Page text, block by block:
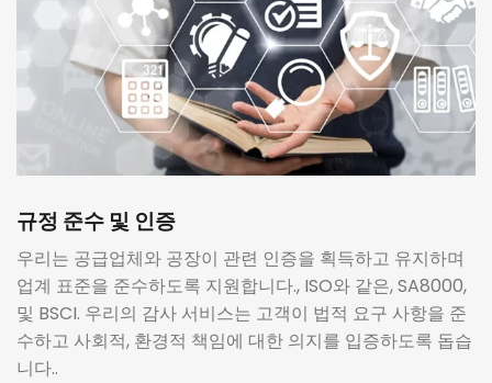
규정 준수 및 인증
우리는 공급업체와 공장이 관련 인증을 획득하고 유지하며
업계 표준을 준수하도록 지원합니다., ISO와 같은, SA8000,
및 BSCI. 우리의 감사 서비스는 고객이 법적 요구 사항을 준
수하고 사회적, 환경적 책임에 대한 의지를 입증하도록 돕습
니다..